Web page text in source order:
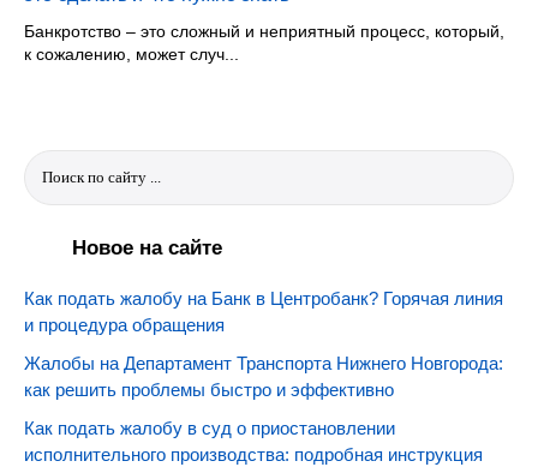
Банкротство – это сложный и неприятный процесс, который,
к сожалению, может случ...
Новое на сайте
Как подать жалобу на Банк в Центробанк? Горячая линия
и процедура обращения
Жалобы на Департамент Транспорта Нижнего Новгорода:
как решить проблемы быстро и эффективно
Как подать жалобу в суд о приостановлении
исполнительного производства: подробная инструкция